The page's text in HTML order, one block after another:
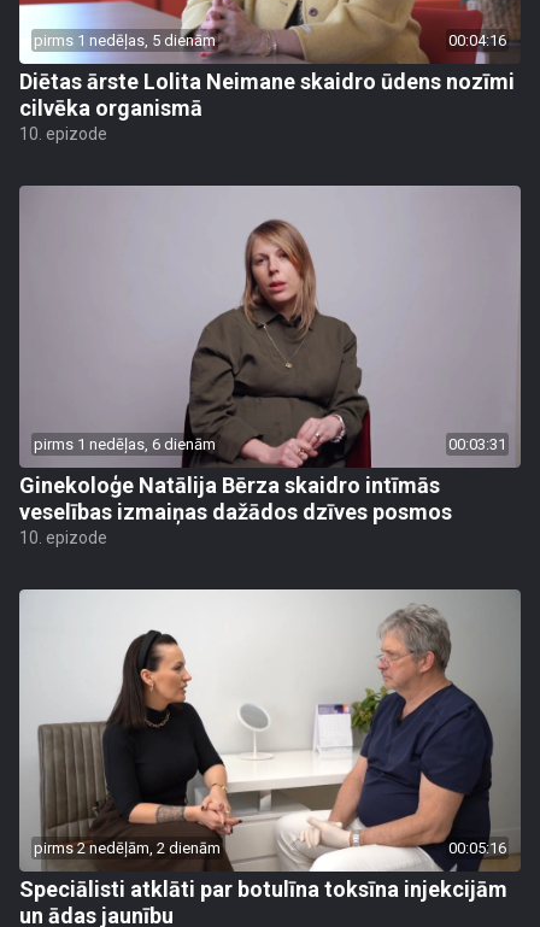
pirms 1 nedēļas, 5 dienām 00:04:16
Diētas ārste Lolita Neimane skaidro ūdens nozīmi
cilvēka organismā
10. epizode
pirms 1 nedēļas, 6 dienām 00:03:31
Ginekoloģe Natālija Bērza skaidro intīmās
veselības izmaiņas dažādos dzīves posmos
10. epizode
pirms 2 nedēļām, 2 dienām 00:05:16
Speciālisti atklāti par botulīna toksīna injekcijām
un ādas jaunību